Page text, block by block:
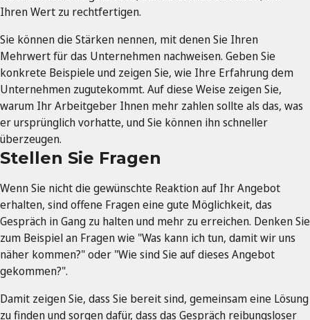
Ihren Wert zu rechtfertigen.
Sie können die Stärken nennen, mit denen Sie Ihren
Mehrwert für das Unternehmen nachweisen. Geben Sie
konkrete Beispiele und zeigen Sie, wie Ihre Erfahrung dem
Unternehmen zugutekommt. Auf diese Weise zeigen Sie,
warum Ihr Arbeitgeber Ihnen mehr zahlen sollte als das, was
er ursprünglich vorhatte, und Sie können ihn schneller
überzeugen.
Stellen Sie Fragen
Wenn Sie nicht die gewünschte Reaktion auf Ihr Angebot
erhalten, sind offene Fragen eine gute Möglichkeit, das
Gespräch in Gang zu halten und mehr zu erreichen. Denken Sie
zum Beispiel an Fragen wie "Was kann ich tun, damit wir uns
näher kommen?" oder "Wie sind Sie auf dieses Angebot
gekommen?".
Damit zeigen Sie, dass Sie bereit sind, gemeinsam eine Lösung
zu finden und sorgen dafür, dass das Gespräch reibungsloser